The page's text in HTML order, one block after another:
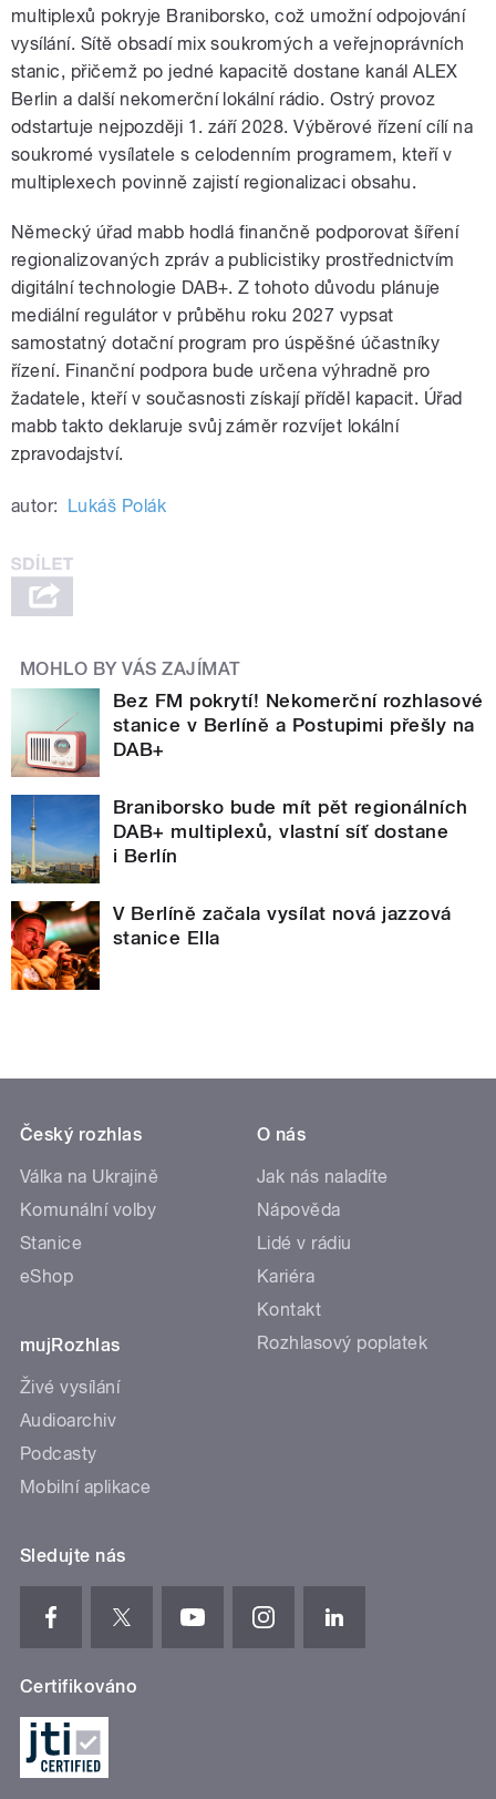
multiplexů pokryje Braniborsko, což umožní odpojování
vysílání. Sítě obsadí mix soukromých a veřejnoprávních
stanic, přičemž po jedné kapacitě dostane kanál ALEX
Berlin a další nekomerční lokální rádio. Ostrý provoz
odstartuje nejpozději 1. září 2028. Výběrové řízení cílí na
soukromé vysílatele s celodenním programem, kteří v
multiplexech povinně zajistí regionalizaci obsahu.
Německý úřad mabb hodlá finančně podporovat šíření
regionalizovaných zpráv a publicistiky prostřednictvím
digitální technologie DAB+. Z tohoto důvodu plánuje
mediální regulátor v průběhu roku 2027 vypsat
samostatný dotační program pro úspěšné účastníky
řízení. Finanční podpora bude určena výhradně pro
žadatele, kteří v současnosti získají příděl kapacit. Úřad
mabb takto deklaruje svůj záměr rozvíjet lokální
zpravodajství.
autor: Lukáš Polák
MOHLO BY VÁS ZAJÍMAT
Bez FM pokrytí! Nekomerční rozhlasové
stanice v Berlíně a Postupimi přešly na
DAB+
Braniborsko bude mít pět regionálních
DAB+ multiplexů, vlastní síť dostane
i Berlín
V Berlíně začala vysílat nová jazzová
stanice Ella
Český rozhlas
Válka na Ukrajině
Komunální volby
Stanice
eShop
mujRozhlas
Živé vysílání
Audioarchiv
Podcasty
Mobilní aplikace
O nás
Jak nás naladíte
Nápověda
Lidé v rádiu
Kariéra
Kontakt
Rozhlasový poplatek
Sledujte nás
Certifikováno